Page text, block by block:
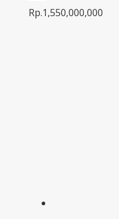
Rp.1,550,000,000